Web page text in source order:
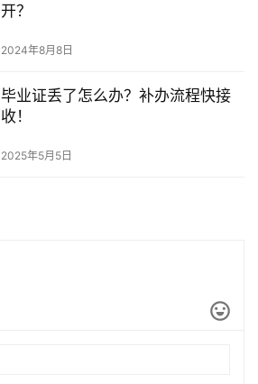
开？
2024年8月8日
毕业证丢了怎么办？补办流程快接
收！
2025年5月5日